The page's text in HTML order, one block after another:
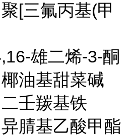
[三氟丙基(甲
雄二烯-3-酮
油基甜菜碱
壬羰基铁
腈基乙酸甲酯